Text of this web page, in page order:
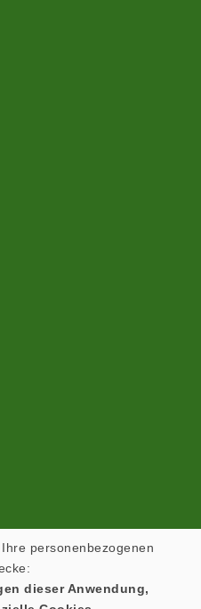
personenbezogenen
dieser Anwendung,